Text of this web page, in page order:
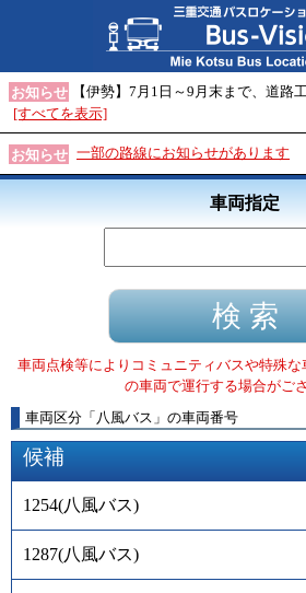
お知らせ
【伊勢】7月1日～9月末まで、道路
[すべてを表示]
お知らせ 一部の路線にお知らせがあります
車両指定
車両点検等によりコミュニティバスや特殊
の車両で運行する場合がご
車両区分 「 八風バス 」 の車両番号
候補
1254(八風バス)
1287(八風バス)